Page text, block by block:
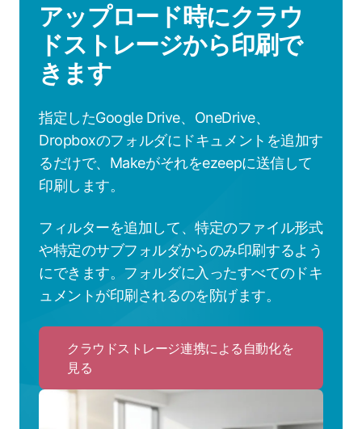
見
る
アップロード時にクラウ
ドストレージから印刷で
きます
指定したGoogle Drive、OneDrive、
Dropboxのフォルダにドキュメントを追加す
るだけで、Makeがそれをezeepに送信して
印刷します。
フィルターを追加して、特定のファイル形式
や特定のサブフォルダからのみ印刷するよう
にできます。フォルダに入ったすべてのドキ
ュメントが印刷されるのを防げます。
クラウドストレージ連携による自動化を
見る
to